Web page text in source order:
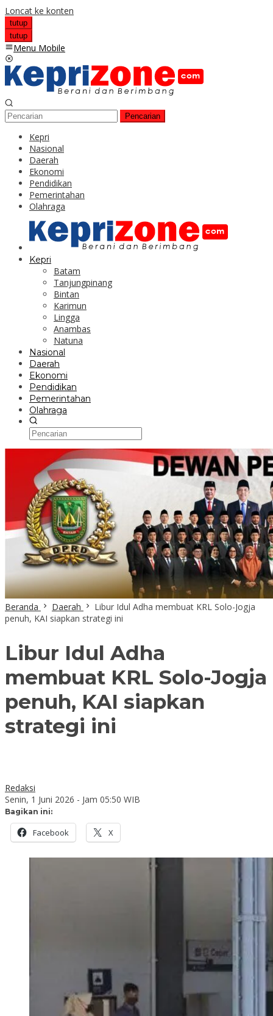
Loncat ke konten
tutup
tutup
Menu Mobile
Pencarian
Kepri
Nasional
Daerah
Ekonomi
Pendidikan
Pemerintahan
Olahraga
Kepri
Batam
Tanjungpinang
Bintan
Karimun
Lingga
Anambas
Natuna
Nasional
Daerah
Ekonomi
Pendidikan
Pemerintahan
Olahraga
Beranda Daerah
Libur Idul Adha membuat KRL Solo-Jogja
penuh, KAI siapkan strategi ini
Libur Idul Adha
membuat KRL Solo-Jogja
penuh, KAI siapkan
strategi ini
Redaksi
Senin, 1 Juni 2026 - Jam 05:50 WIB
Bagikan ini:
Facebook X